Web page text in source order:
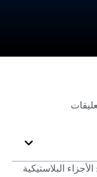
البلاستيكية